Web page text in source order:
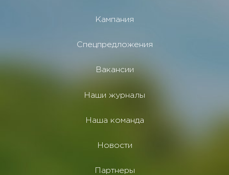
Кампания
Спецпредложения
Вакансии
Наши журналы
Наша команда
Новости
Партнеры